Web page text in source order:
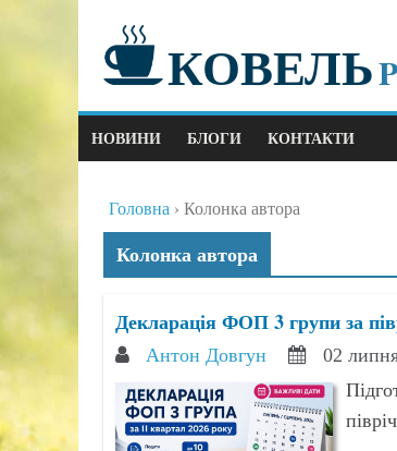
КОВЕЛЬ
НОВИНИ БЛОГИ КОНТАКТИ
Головна Колонка автора
Колонка автора
Декларація ФОП 3 групи за
Антон Довгун 02